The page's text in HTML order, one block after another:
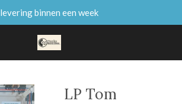
levering binnen een week
LP Tom